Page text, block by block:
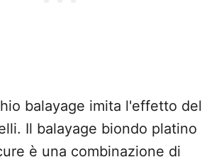
balayage imita l'effetto del
Il balayage biondo platino
è una combinazione di